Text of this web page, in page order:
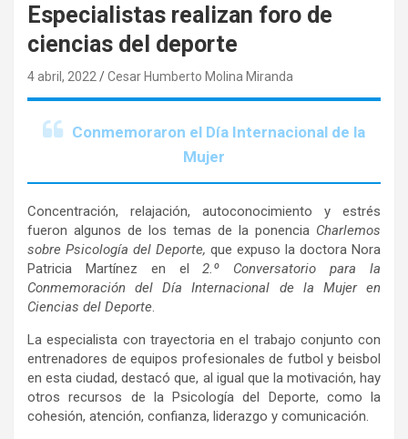
Especialistas realizan foro de
ciencias del deporte
4 abril, 2022 Cesar Humberto Molina Miranda
Conmemoraron el Día Internacional de la
Mujer
Concentración, relajación, autoconocimiento y estrés
fueron algunos de los temas de la ponencia Charlemos
sobre Psicología del Deporte, que expuso la doctora Nora
Patricia Martínez en el2.º Conversatorio para la
Conmemoración del Día Internacional de la Mujer en
Ciencias del Deporte.
La especialista con trayectoria en el trabajo conjunto con
entrenadores de equipos profesionales de futbol y beisbol
en esta ciudad, destacó que, al igual que la motivación, hay
otros recursos de la Psicología del Deporte, como la
cohesión, atención, confianza, liderazgo y comunicación.